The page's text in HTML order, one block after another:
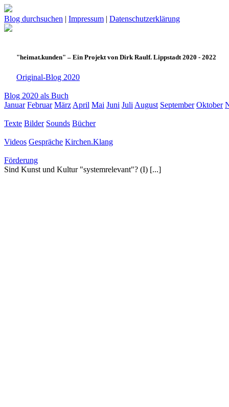
Blog durchsuchen | Impressum | Datenschutzerklärung
"heimat.kunden" – Ein Projekt von Dirk Raulf. Lippstadt 2020 - 2022
Original-Blog 2020
Blog 2020 als Buch
Januar Februar März April Mai Juni Juli August September Oktober
Texte Bilder Sounds Bücher
Videos Gespräche Kirchen.Klang
Förderung
Sind Kunst und Kultur "systemrelevant"? (I) [...]